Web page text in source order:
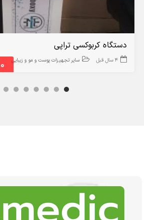
دستگاه کربوکسی تراپی
4 سال قبل سایر تجهیزات پوست و مو و زیبایی